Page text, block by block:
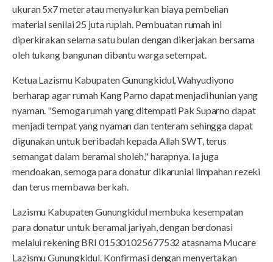
ukuran 5x7 meter atau menyalurkan biaya pembelian
material senilai 25 juta rupiah. Pembuatan rumah ini
diperkirakan selama satu bulan dengan dikerjakan bersama
oleh tukang bangunan dibantu warga setempat.
Ketua Lazismu Kabupaten Gunungkidul, Wahyudiyono
berharap agar rumah Kang Parno dapat menjadi hunian yang
nyaman. "Semoga rumah yang ditempati Pak Suparno dapat
menjadi tempat yang nyaman dan tenteram sehingga dapat
digunakan untuk beribadah kepada Allah SWT, terus
semangat dalam beramal sholeh," harapnya. Ia juga
mendoakan, semoga para donatur dikaruniai limpahan rezeki
dan terus membawa berkah.
Lazismu Kabupaten Gunungkidul membuka kesempatan
para donatur untuk beramal jariyah, dengan berdonasi
melalui rekening BRI 015301025677532 atasnama Mucare
Lazismu Gunungkidul. Konfirmasi dengan menyertakan